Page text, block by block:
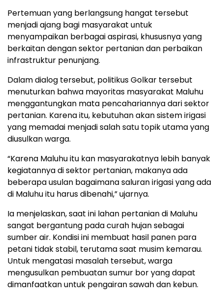
Pertemuan yang berlangsung hangat tersebut
menjadi ajang bagi masyarakat untuk
menyampaikan berbagai aspirasi, khususnya yang
berkaitan dengan sektor pertanian dan perbaikan
infrastruktur penunjang.
Dalam dialog tersebut, politikus Golkar tersebut
menuturkan bahwa mayoritas masyarakat Maluhu
menggantungkan mata pencahariannya dari sektor
pertanian. Karena itu, kebutuhan akan sistem irigasi
yang memadai menjadi salah satu topik utama yang
diusulkan warga.
“Karena Maluhu itu kan masyarakatnya lebih banyak
kegiatannya di sektor pertanian, makanya ada
beberapa usulan bagaimana saluran irigasi yang ada
di Maluhu itu harus dibenahi,” ujarnya.
Ia menjelaskan, saat ini lahan pertanian di Maluhu
sangat bergantung pada curah hujan sebagai
sumber air. Kondisi ini membuat hasil panen para
petani tidak stabil, terutama saat musim kemarau.
Untuk mengatasi masalah tersebut, warga
mengusulkan pembuatan sumur bor yang dapat
dimanfaatkan untuk pengairan sawah dan kebun.